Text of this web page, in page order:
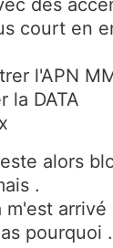
court en
l'APN
la DATA
alors
.
m'est
pourquoi